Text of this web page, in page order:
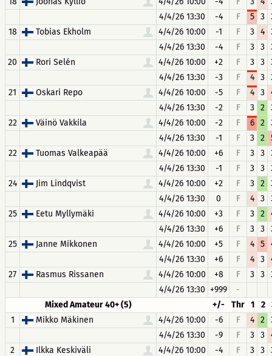
4/4/26 13:30
-4 F 5 3
18
Tobias Ekholm 4/4/26 10:00 -1 F 3 4
4/4/26 13:30
-4 F 3 3
20
Rori Selén 4/4/26 10:00 +2 F 3 3
4/4/26 13:30
-3 F 4 3
21
Oskari Repo 4/4/26 10:00 -5 F 4 3
4/4/26 13:30
-2 F 3 2
22
Väinö Vakkila 4/4/26 10:00 -2 F 6 2
4/4/26 13:30
-1 F 3 2
22
Tuomas Valkeapää 4/4/26 10:00 +6 F 3 3
4/4/26 13:30
-1 F 3 3
24
Jim Lindqvist 4/4/26 10:00 +2 F 3 2
4/4/26 13:30
0 F 4 3
25
Eetu Myllymäki 4/4/26 10:00 +3 F 3 2
4/4/26 13:30
+6 F 3 3
25
Janne Mikkonen 4/4/26 10:00 +5 F 4 5
4/4/26 13:30
+6 F 4 3
27
Rasmus Rissanen 4/4/26 10:00 +8 F 3 3
4/4/26 13:30 +999
-
Mixed Amateur 40+ (5)
+/- Thr 1 2
1
Mikko Mäkinen 4/4/26 10:00 -6 F 4 2
4/4/26 13:30
-9 F 3 3
2
Ilkka Keskiväli 4/4/26 10:00 -4 F 3 3